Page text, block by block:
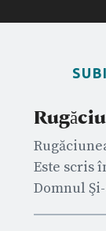
Este scris
Domnul
Domnul